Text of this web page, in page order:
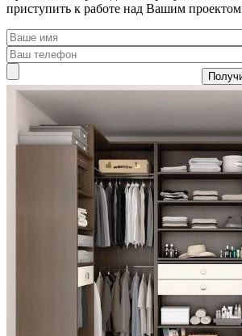
приступить к работе над Вашим проектом